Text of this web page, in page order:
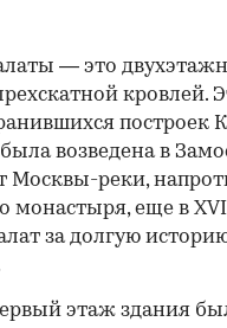
— это
кровлей.
построек
возведена в
Москвы-реки,
монастыря, еще в
за долгую
этаж здания